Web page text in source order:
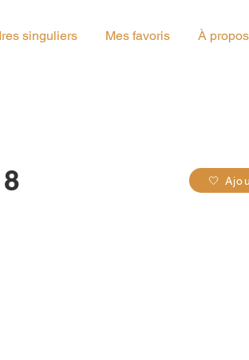
singuliers Mes favoris À propos
🤍